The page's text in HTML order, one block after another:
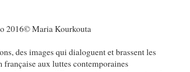
2016© Maria Kourkouta
des images qui dialoguent et brassent les
aux luttes contemporaines